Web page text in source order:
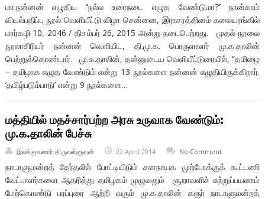
மா.நன்னன் எழுதிய ‘‘நல்ல உரைநடை எழுத வேண்டுமா?’’ நான்காம்
வியல்பதிப்பு நூல் வெளியீட்டு விழா சென்னை, இராசரத்தினம் கலையரங்கில்
மார்கழி 10, 2046 / திசம்பர் 26, 2015 அன்று நடைபெற்றது. முதல் நூலை
நூலாசிரியர் நன்னன் வெளியிட, தி.மு.க. பொருளாளர் மு.க.தாலின்
பெற்றுக்கொண்டார். மு.க.தாலின், தன்னுடைய வெளியீட்டுரையில், “தமிழை
– தமிழாக எழுத வேண்டும் என்று 13 நூல்களை நன்னன் எழுதியிருக்கிறார்.
‘தமிழ்படும்பாடு’ என்று 9 நூல்களை…
மத்தியில் மதச்சார்பற்ற அரசு உருவாக வேண்டும்:
மு.க.தாலின் பேச்சு
இலக்குவனார் திருவள்ளுவன் 22 April 2014 No Comment
நாடாளுமன்றத் தேர்தலில் போட்டியிடும் சனநாயக முற்போக்குக் கூட்டணி
வேட்பாளர்களை ஆதரித்து தமிழகம் முழுவதும் சூறாவளிச் சுற்றுப்பயணம்
மேற்கொண்டு பரப்புரை ஆற்றி வரும் மு.க.தாலின் கரூர் நாடாளுமன்றத்